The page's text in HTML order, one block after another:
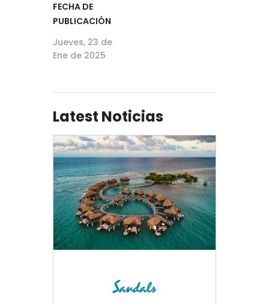
FECHA DE
PUBLICACIÓN
Jueves, 23 de
Ene de 2025
Latest Noticias